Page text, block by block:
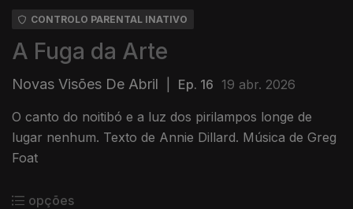
CONTROLO PARENTAL INATIVO
A Fuga da Arte
Novas Visões De Abril Ep. 16 19 abr. 2026
O canto do noitibó e a luz dos pirilampos longe de
lugar nenhum. Texto de Annie Dillard. Música de Greg
Foat
opções